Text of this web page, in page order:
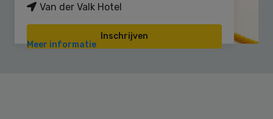
Van der Valk Hotel
Inschrijven
Meer informatie